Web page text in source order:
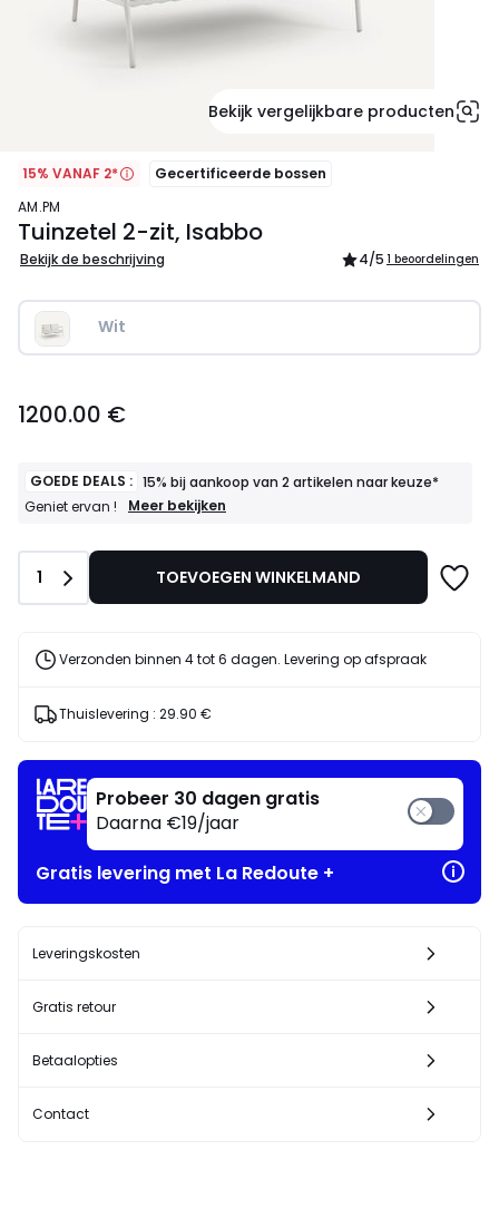
Bekijk vergelijkbare producten
15% VANAF 2*
Gecertificeerde bossen
AM.PM
Tuinzetel 2-zit, Isabbo
Bekijk de beschrijving 4/5 1 beoordelingen
Wit
€.
1200.00 €
GOEDE DEALS : 15% bij aankoop van 2 artikelen naar keuze*
Geniet ervan !
GOEDE
artikelen
Geniet
Meer bekijken
Aantal
1 TOEVOEGEN WINKELMAND
Verzonden binnen 4 tot 6 dagen. Levering op afspraak
Thuislevering : 29.90 €
Probeer 30 dagen gratis
Daarna €19/jaar
Gratis levering met La Redoute +
Leveringskosten
Gratis retour
Betaalopties
Contact